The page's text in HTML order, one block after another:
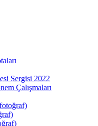
Sergisi 2022
Çalışmaları